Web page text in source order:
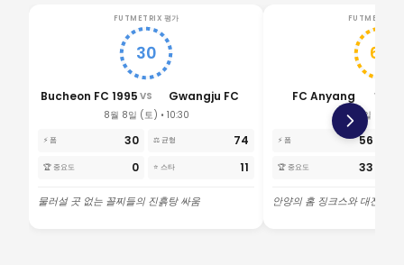
FUTMETRIX 평가
30
Bucheon FC 1995 VS Gwangju FC
8월 8일 (토) • 10:30
⚡ 폼 30 ⚖️ 균형 74
🏆 중요도 0 ⭐ 스타 11
물러설 곳 없는 꼴찌들의 진흙탕 싸움
FUTMETRIX
68
FC Anyang VS
8월 8일 (토) •
⚡ 폼 56
🏆 중요도 33
안양의 홈 징크스와 대전의